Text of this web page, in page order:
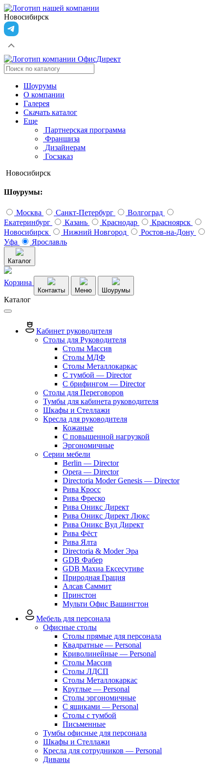
Новосибирск
Шоурумы
О компании
Галерея
Скачать каталог
Еще
Партнерская программа
Франшиза
Дизайнерам
Госзаказ
Новосибирск
Шоурумы:
Москва Санкт-Петербург
Волгоград
Екатеринбург
Казань Краснодар
Красноярск
Новосибирск
Нижний Новгород
Ростов-на-Дону
Уфа
Ярославль
Каталог
Корзина
Контакты Меню Шоурумы
Каталог
Кабинет руководителя
Столы для Руководителя
Столы Массив
Столы МДФ
Столы Металлокаркас
С тумбой — Director
C брифингом — Director
Столы для Переговоров
Тумбы для кабинета руководителя
Шкафы и Стеллажи
Кресла для руководителя
Кожаные
С повышенной нагрузкой
Эргономичные
Серии мебели
Berlin — Director
Opera — Director
Directoria Moder Genesis — Director
Рива Кросс
Рива Фреско
Рива Оникс Директ
Рива Оникс Директ Люкс
Рива Оникс Вуд Директ
Рива Фёст
Рива Ялта
Directoria & Moder Эра
GDB Фабер
GDB Махиа Ексесутиве
Природная Грация
Алсав Саммит
Принстон
Мульти Офис Вашингтон
Мебель для персонала
Офисные столы
Столы прямые для персонала
Квадратные — Personal
Криволинейные — Personal
Столы Массив
Столы ЛДСП
Столы Металлокаркас
Круглые — Personal
Столы эргономичные
С ящиками — Personal
Столы с тумбой
Письменные
Тумбы офисные для персонала
Шкафы и Стеллажи
Кресла для сотрудников — Personal
Диваны